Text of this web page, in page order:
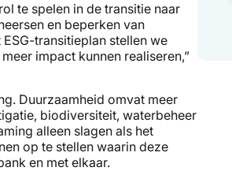
te spelen in de transitie naar
en beperken van
transitieplan stellen we
impact kunnen realiseren,”
Duurzaamheid omvat meer
biodiversiteit, waterbeheer
alleen slagen als het
op te stellen waarin deze
en met elkaar.